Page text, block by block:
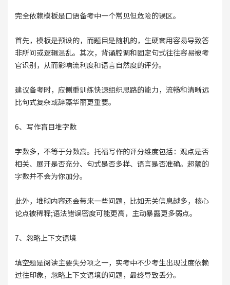
完全依赖模板是口语备考中一个常见但危险的误区。
首先，模板是预设的，而题目是随机的，生硬套用容易导致答
非所问或逻辑混乱。其次，背诵腔调和固定句式往往容易被考
官识别，从而影响流利度和语言自然度的评分。
建议备考时，应侧重训练快速组织思路的能力，流畅和清晰远
比句式复杂或辞藻华丽更重要。
6、写作盲目堆字数
字数多，不等于分数高。托福写作的评分维度包括：观点是否
相关、展开是否充分、句式是否多样、语言是否准确。超额的
字数并不会为你加分。
此外，堆砌内容还会带来一些问题，比如无关信息越多，核心
论点被稀释;语法错误密度可能更高，主动暴露更多弱点。
7、忽略上下文语境
填空题是阅读主要失分项之一，实考中不少考生出现过度依赖
过往印象，忽略上下文语境的问题，最终导致丢分。